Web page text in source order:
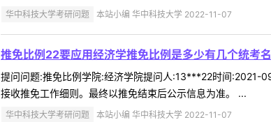
华中科技大学考研问题 本站小编 华中科技大学 2022-11-07
推免比例22要应用经济学推免比例是多少有几个统考
提问问题:推免比例学院:经济学院提问人:13***22时间:2021-
接收推免工作细则。最终以推免结束后公示信息为准。 ...
华中科技大学考研问题 本站小编 华中科技大学 2022-11-07